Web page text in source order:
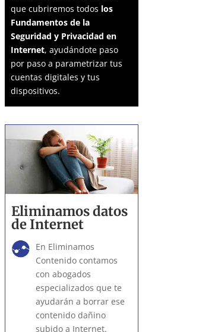
que cubriremos todos los
Fundamentos de la
Seguridad y Privacidad en
Internet, ayudándote paso
por paso a parametrizar tus
cuentas digitales y tus
dispositivos.
Eliminamos datos
de Internet
En Eliminamos
Contenido contamos
con abogados
especializados que te
ayudarán a borrar ese
contenido dañino
subido a Internet.